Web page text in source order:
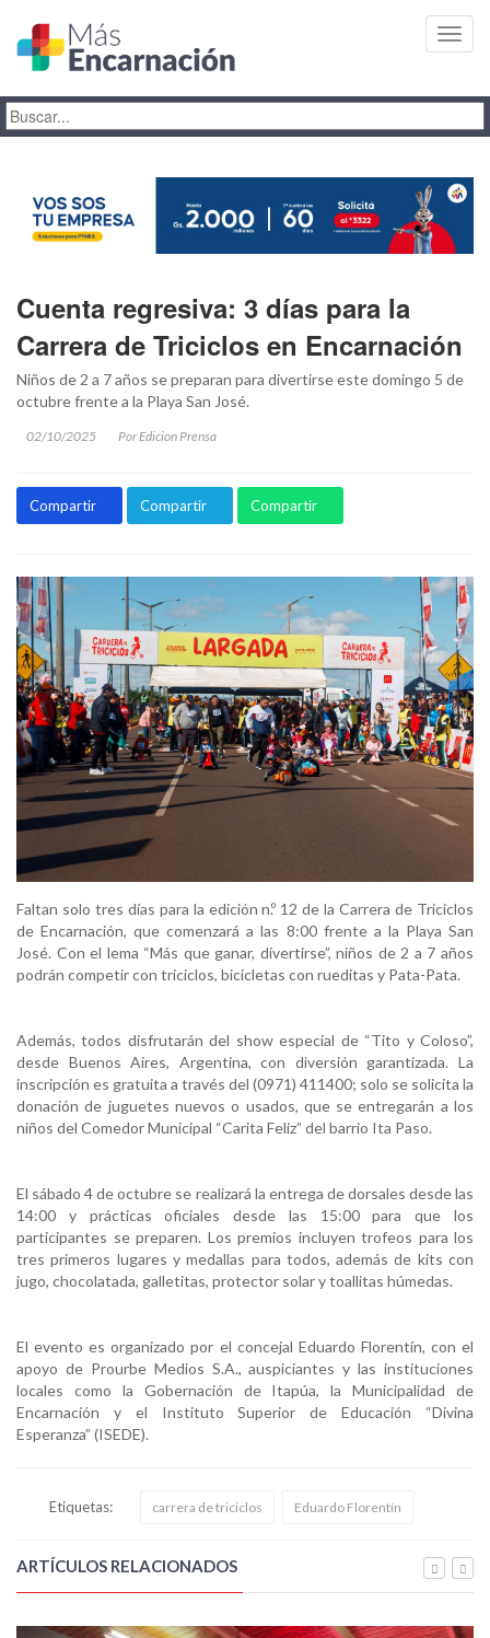
Cuenta regresiva: 3 días para la
Carrera de Triciclos en Encarnación
Niños de 2 a 7 años se preparan para divertirse este domingo 5 de
octubre frente a la Playa San José.
02/10/2025 Por Edicion Prensa
Compartir Compartir Compartir
Faltan solo tres días para la edición n.º 12 de la Carrera de Triciclos
de Encarnación, que comenzará a las 8:00 frente a la Playa San
José. Con el lema “Más que ganar, divertirse”, niños de 2 a 7 años
podrán competir con triciclos, bicicletas con rueditas y Pata-Pata.
Además, todos disfrutarán del show especial de “Tito y Coloso”,
desde Buenos Aires, Argentina, con diversión garantizada. La
inscripción es gratuita a través del (0971) 411400; solo se solicita la
donación de juguetes nuevos o usados, que se entregarán a los
niños del Comedor Municipal “Carita Feliz” del barrio Ita Paso.
El sábado 4 de octubre se realizará la entrega de dorsales desde las
14:00 y prácticas oficiales desde las 15:00 para que los
participantes se preparen. Los premios incluyen trofeos para los
tres primeros lugares y medallas para todos, además de kits con
jugo, chocolatada, galletitas, protector solar y toallitas húmedas.
El evento es organizado por el concejal Eduardo Florentín, con el
apoyo de Prourbe Medios S.A., auspiciantes y las instituciones
locales como la Gobernación de Itapúa, la Municipalidad de
Encarnación y el Instituto Superior de Educación “Divina
Esperanza” (ISEDE).
Etiquetas: carrera de triciclos Eduardo Florentín
ARTÍCULOS RELACIONADOS